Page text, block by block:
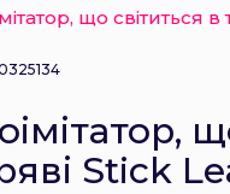
що світиться
Stick